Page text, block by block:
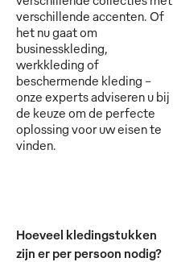
verschillende accenten. Of
het nu gaat om
businesskleding,
werkkleding of
beschermende kleding -
onze experts adviseren u bij
de keuze om de perfecte
oplossing voor uw eisen te
vinden.
Hoeveel kledingstukken
zijn er per persoon nodig?